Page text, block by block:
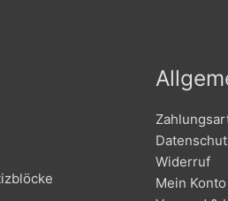
Widerruf
Mein Konto